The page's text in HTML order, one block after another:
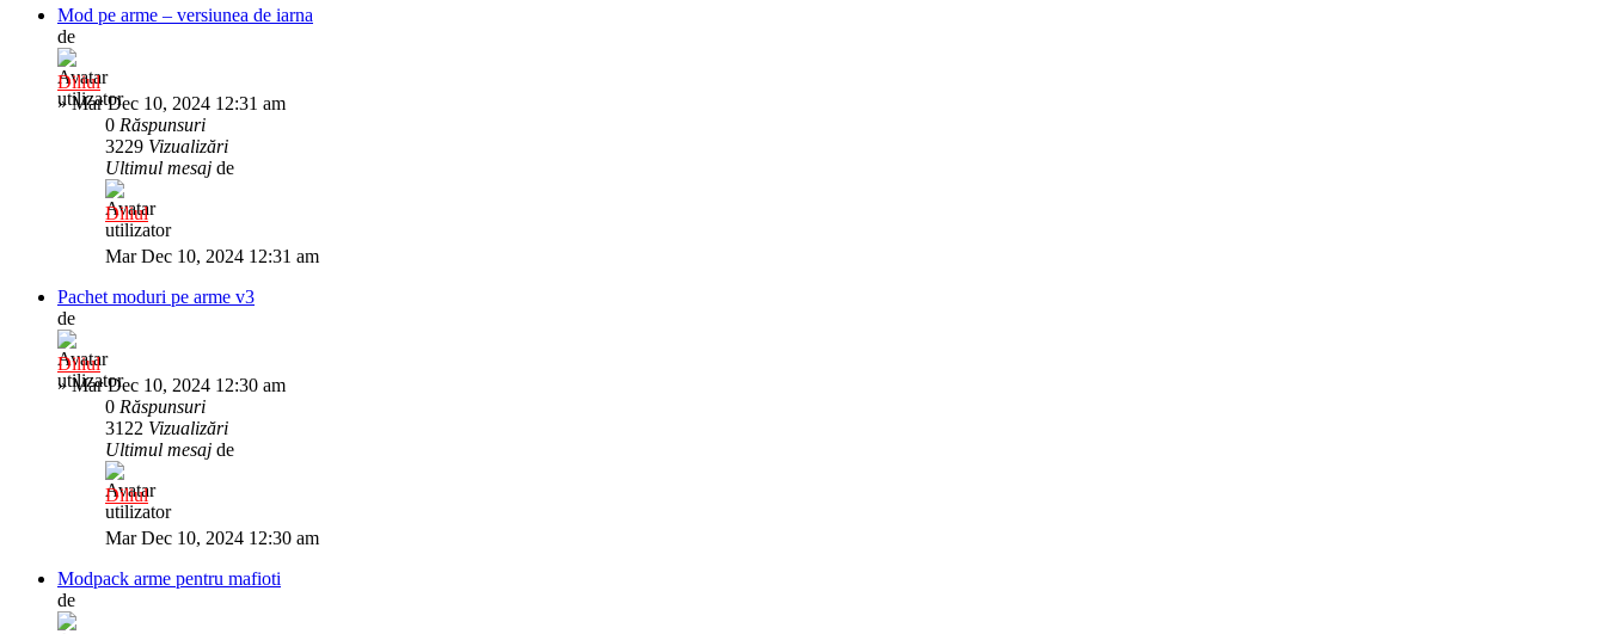
Mod pe arme – versiunea de iarna
de
Diliul
»Mar Dec 10, 2024 12:31 am
0 Răspunsuri
3229 Vizualizări
Ultimul mesaj de
Diliul
Mar Dec 10, 2024 12:31 am
Pachet moduri pe arme v3
de
Diliul
»Mar Dec 10, 2024 12:30 am
0 Răspunsuri
3122 Vizualizări
Ultimul mesaj de
Diliul
Mar Dec 10, 2024 12:30 am
Modpack arme pentru mafioti
de